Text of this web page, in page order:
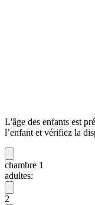
L'âge des enfants est
l’enfant et vérifiez la
chambre 1
adultes:
2